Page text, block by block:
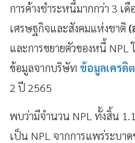
การค้างชำระหนี้มากกว่า 3
เศรษฐกิจและสังคมแห่งชาติ
และการขยายตัวของหนี้ NPL
ข้อมูลจากบริษัท ข้อมูลเครดิ
2 ปี 2565
พบว่ามีจำนวน NPL ทั้งสิ้น
เป็น NPL จากการแพร่ระบา